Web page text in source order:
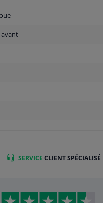
avant
SERVICE CLIENT SPÉCIALISÉ